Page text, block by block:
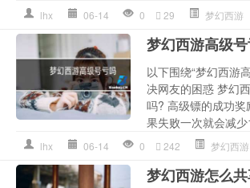
lhx 06-14 0 29 梦幻西游
梦幻西游高级
以下围绕“梦幻西游
决网友的困惑 梦幻
吗? 高级镖的成功
果失败一次就会减
lhx 06-14 0 242 梦幻西游
梦幻西游怎么